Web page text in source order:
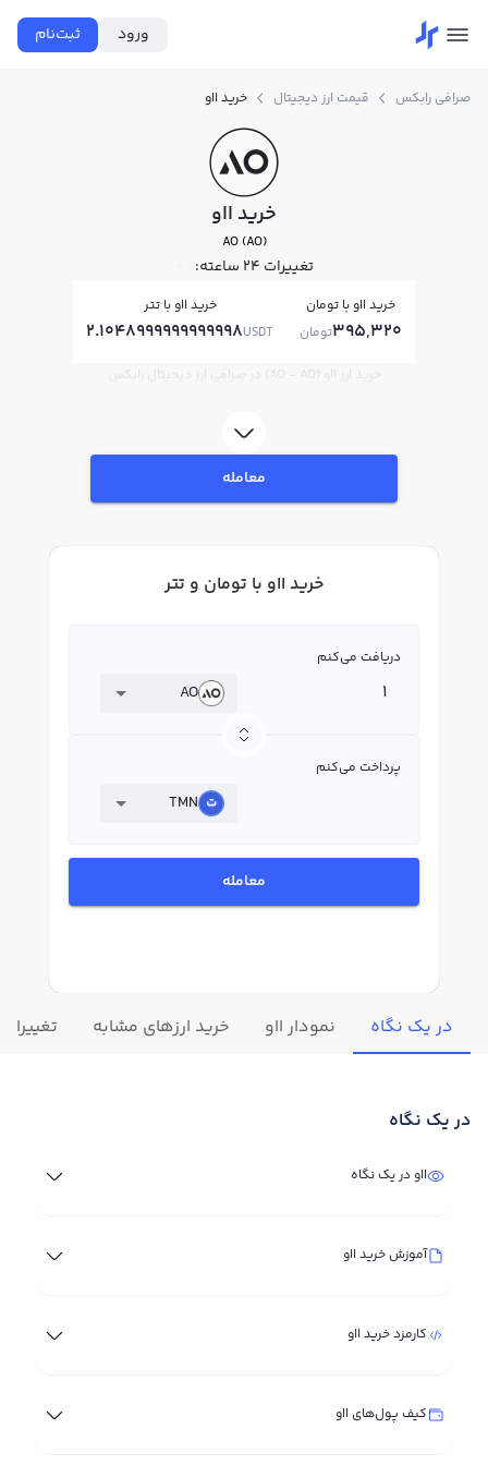
ورود ثبت‌نام
صرافی رابکس قیمت ارز دیجیتال خرید ااو
خرید ااو
AO (AO)
تغییرات ۲۴ ساعته: 0%
خرید ااو با تومان
395,320تومان
خرید ااو با تتر
2.1048999999999998USDT
خرید ارز ااو (AO - AO) در صرافی ارز دیجیتال رابکس
معامله
خرید ااو با تومان و تتر
دریافت می‌کنم
AO
پرداخت می‌کنم
TMN
معامله
در یک نگاه نمودار ااو خرید ارزهای مشابه
در یک نگاه
ااو در یک نگاه
آموزش خرید ااو
کارمزد خرید ااو
کیف پول‌های ااو